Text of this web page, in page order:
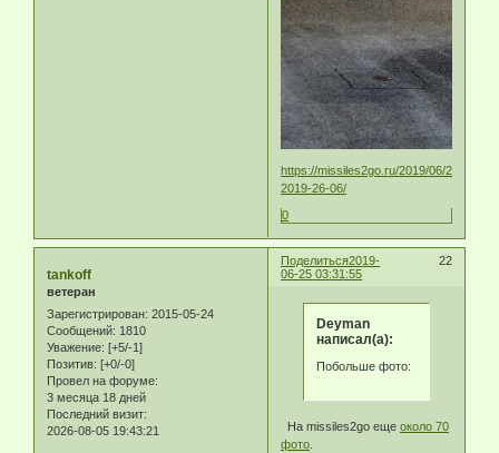
https://missiles2go.ru/2019/06/23/army-
2019-26-06/
0
Поделиться 22
2019-
06-25 03:31:55
tankoff
ветеран
Зарегистрирован: 2015-05-24
Сообщений: 1810
Уважение: [+5/-1]
Позитив: [+0/-0]
Провел на форуме:
3 месяца 18 дней
Последний визит:
2026-08-05 19:43:21
Deyman
написал(а):
Побольше фото:
На missiles2go ещеоколо 70
фото